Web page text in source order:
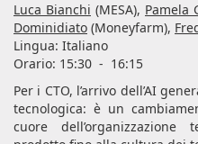
Luca Bianchi (MESA), Pamela
Dominidiato (Moneyfarm),
Lingua: Italiano
Orario: 15:30 - 16:15
Per i CTO, l’arrivo dell’AI
tecnologica: è un
cuore